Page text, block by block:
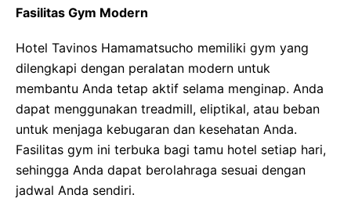
Fasilitas Gym Modern
Hotel Tavinos Hamamatsucho memiliki gym yang
dilengkapi dengan peralatan modern untuk
membantu Anda tetap aktif selama menginap. Anda
dapat menggunakan treadmill, eliptikal, atau beban
untuk menjaga kebugaran dan kesehatan Anda.
Fasilitas gym ini terbuka bagi tamu hotel setiap hari,
sehingga Anda dapat berolahraga sesuai dengan
jadwal Anda sendiri.